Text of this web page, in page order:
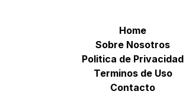
Home
Sobre Nosotros
Politica de Privacidad
Terminos de Uso
Contacto